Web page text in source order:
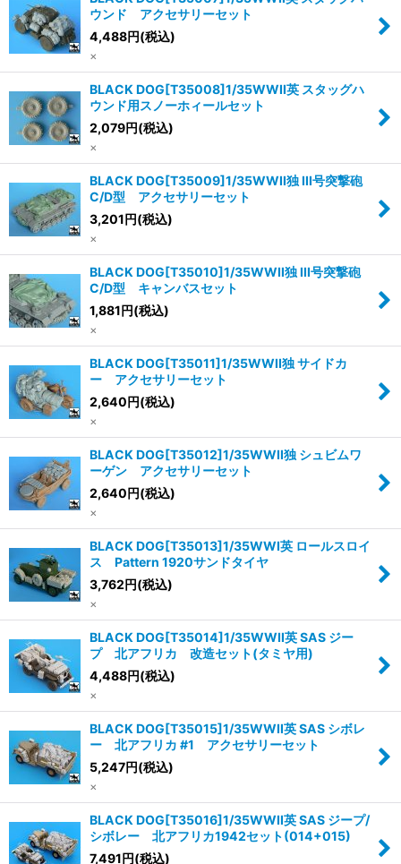
ウンド アクセサリーセット
4,488円(税込)
×
BLACK DOG[T35008]1/35WWII英 スタッグハ
ウンド用スノーホィールセット
2,079円(税込)
×
BLACK DOG[T35009]1/35WWII独 III号突撃砲
C/D型 アクセサリーセット
3,201円(税込)
×
BLACK DOG[T35010]1/35WWII独 III号突撃砲
C/D型 キャンバスセット
1,881円(税込)
×
BLACK DOG[T35011]1/35WWII独 サイドカ
ー アクセサリーセット
2,640円(税込)
×
BLACK DOG[T35012]1/35WWII独 シュビムワ
ーゲン アクセサリーセット
2,640円(税込)
×
BLACK DOG[T35013]1/35WWI英 ロールスロイ
ス Pattern 1920サンドタイヤ
3,762円(税込)
×
BLACK DOG[T35014]1/35WWII英 SAS ジー
プ 北アフリカ 改造セット(タミヤ用)
4,488円(税込)
×
BLACK DOG[T35015]1/35WWII英 SAS シボレ
ー 北アフリカ #1 アクセサリーセット
5,247円(税込)
×
BLACK DOG[T35016]1/35WWII英 SAS ジープ/
シボレー 北アフリカ1942セット(014+015)
7,491円(税込)